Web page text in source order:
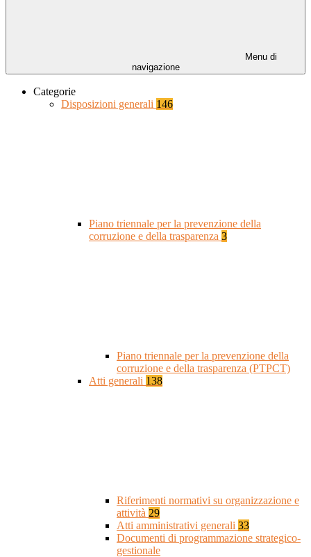
Menu di
navigazione
Categorie
Disposizioni generali 146
Piano triennale per la prevenzione della
corruzione e della trasparenza 3
Piano triennale per la prevenzione della
corruzione e della trasparenza (PTPCT)
Atti generali 138
Riferimenti normativi su organizzazione e
attività 29
Atti amministrativi generali 33
Documenti di programmazione strategico-
gestionale